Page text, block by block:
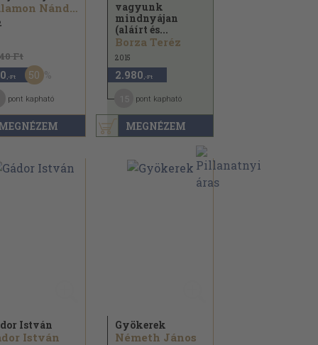
Salamon Nándor
Ft
,-Ft 50
pont kapható
MEGNÉZEM
vagyunk
mindnyájan
(aláírt és...
Borza Teréz
2015
2.980 ,-Ft
pont kapható
István
István
Gyökerek
Németh János